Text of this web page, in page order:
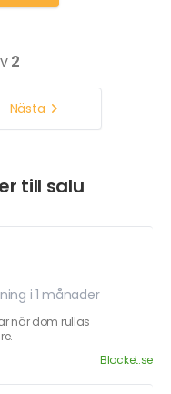
2
Nästa
till salu
i 1 månader
när dom rullas
Blocket.se